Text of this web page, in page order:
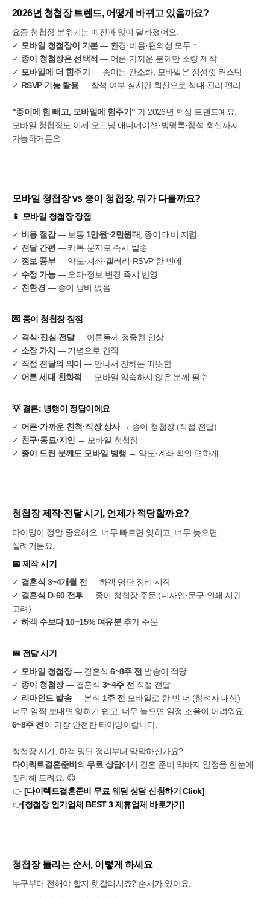
2026년 청첩장 트렌드, 어떻게 바뀌고 있을까요?
요즘 청첩장 분위기는 예전과 많이 달라졌어요.
✓ 모바일 청첩장이 기본— 환경·비용·편의성 모두 ↑
✓ 종이 청첩장은 선택적 — 어른·가까운 분께만 소량 제작
✓ 모바일에 더 힘주기 — 종이는 간소화, 모바일은 정성껏 커스텀
✓ RSVP 기능 활용— 참석 여부 실시간 회신으로 식대 관리 편리
"종이에 힘 빼고, 모바일에 힘주기" 가 2026년 핵심 트렌드예요.
모바일 청첩장도 이제 오프닝 애니메이션·방명록·참석 회신까지
가능하거든요.
모바일 청첩장 vs 종이 청첩장, 뭐가 다를까요?
📱 모바일 청첩장 장점
✓ 비용 절감— 보통 1만원~2만원대
, 종이 대비 저렴
✓ 전달 간편 — 카톡·문자로 즉시 발송
✓ 정보 풍부— 약도·계좌·갤러리·RSVP 한 번에
✓ 수정 가능— 오타·정보 변경 즉시 반영
✓ 친환경 — 종이 낭비 없음
💌 종이 청첩장 장점
✓ 격식·진심 전달— 어른들께 정중한 인상
✓ 소장 가치 — 기념으로 간직
✓ 직접 전달의 의미 — 만나서 전하는 따뜻함
✓ 어른 세대 친화적 — 모바일 익숙하지 않은 분께 필수
💡 결론: 병행이 정답이에요
✓ 어른·가까운 친척·직장 상사→ 종이 청첩장 (직접 전달)
✓ 친구·동료·지인
→ 모바일 청첩장
✓ 종이 드린 분께도 모바일 병행 → 약도·계좌 확인 편하게
청첩장 제작·전달 시기, 언제가 적당할까요?
타이밍이 정말 중요해요. 너무 빠르면 잊히고, 너무 늦으면
실례거든요.
📅 제작 시기
✓ 결혼식 3~4개월 전 — 하객 명단 정리 시작
✓ 결혼식 D-60 전후— 종이 청첩장 주문 (디자인·문구·인쇄 시간
고려)
✓ 하객 수보다 10~15% 여유분추가 주문
📅 전달 시기
✓ 모바일 청첩장— 결혼식6~8주 전 발송이 적당
✓ 종이 청첩장— 결혼식 3~4주 전 직접 전달
✓ 리마인드 발송— 본식 1주 전 모바일로 한 번 더 (참석자 대상)
너무 일찍 보내면 잊히기 쉽고, 너무 늦으면 일정 조율이 어려워요.
6~8주 전 이 가장 안전한 타이밍이랍니다.
청첩장 시기, 하객 명단 정리부터 막막하신가요?
다이렉트결혼준비 의 무료 상담에서 결혼 준비 막바지 일정을 한눈에
정리해 드려요. 😊
👉[다이렉트결혼준비 무료 웨딩 상담 신청하기 Click]
👉[청첩장 인기업체 BEST 3 제휴업체 바로가기]
청첩장 돌리는 순서, 이렇게 하세요
누구부터 전해야 할지 헷갈리시죠? 순서가 있어요.